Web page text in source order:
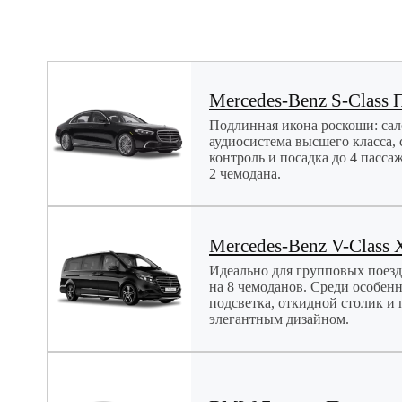
Mercedes-Benz S-Class
Подлинная икона роскоши:
аудиосистема высшего
контроль и посадка до 4
2 чемодана.
Mercedes-Benz V-Class
Идеально для групповых
на 8 чемоданов. Среди
подсветка, откидной столик и
элегантным дизайном.